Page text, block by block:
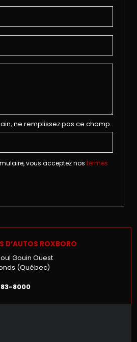
ne remplissez pas ce champ.
vous acceptez nos termes
D’AUTOS ROXBORO
Gouin Ouest
(Québec)
8000